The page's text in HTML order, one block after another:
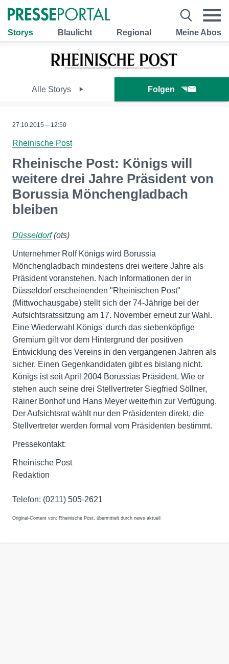
Storys Blaulicht Regional Meine Abos
Alle Storys Folgen
27.10.2015 – 12:50
Rheinische Post
Rheinische Post: Königs will
weitere drei Jahre Präsident von
Borussia Mönchengladbach
bleiben
Düsseldorf(ots)
Unternehmer Rolf Königs wird Borussia
Mönchengladbach mindestens drei weitere Jahre als
Präsident voranstehen. Nach Informationen der in
Düsseldorf erscheinenden "Rheinischen Post"
(Mittwochausgabe) stellt sich der 74-Jährige bei der
Aufsichtsratssitzung am 17. November erneut zur Wahl.
Eine Wiederwahl Königs' durch das siebenköpfige
Gremium gilt vor dem Hintergrund der positiven
Entwicklung des Vereins in den vergangenen Jahren als
sicher. Einen Gegenkandidaten gibt es bislang nicht.
Königs ist seit April 2004 Borussias Präsident. Wie er
stehen auch seine drei Stellvertreter Siegfried Söllner,
Rainer Bonhof und Hans Meyer weiterhin zur Verfügung.
Der Aufsichtsrat wählt nur den Präsidenten direkt, die
Stellvertreter werden formal vom Präsidenten bestimmt.
Pressekontakt:
Rheinische Post
Redaktion
Telefon: (0211) 505-2621
Original-Content von: Rheinische Post, übermittelt durch news aktuell